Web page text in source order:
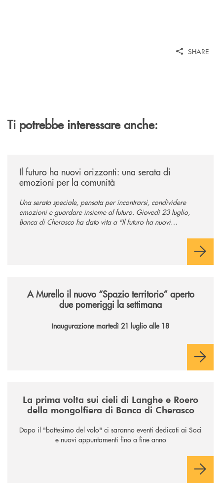
SHARE
Ti potrebbe interessare anche:
Il futuro ha nuovi orizzonti: una serata di
emozioni per la comunità
Una serata speciale, pensata per incontrarsi, condividere
emozioni e guardare insieme al futuro. Giovedì 23 luglio,
Banca di Cherasco ha dato vita a "Il futuro ha nuovi
A Murello il nuovo “Spazio territorio” aperto
due pomeriggi la settimana
Inaugurazione martedì 21 luglio alle 18
La prima volta sui cieli di Langhe e Roero
della mongolfiera di Banca di Cherasco
Dopo il "battesimo del volo" ci saranno eventi dedicati ai Soci
e nuovi appuntamenti fino a fine anno